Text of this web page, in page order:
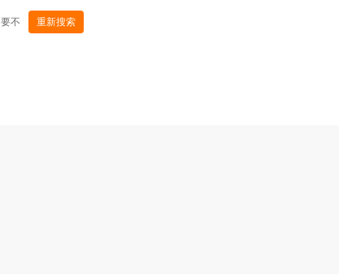
要不 重新搜索